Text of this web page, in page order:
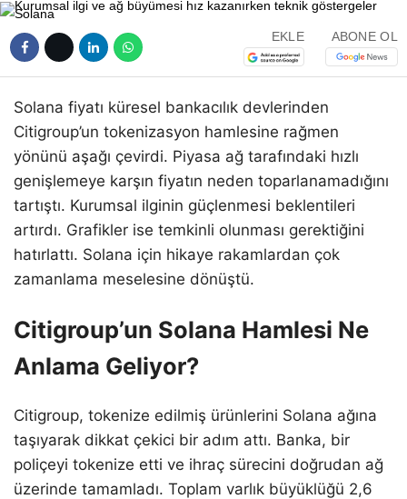
EKLE ABONE OL
Solana fiyatı küresel bankacılık devlerinden
Citigroup’un tokenizasyon hamlesine rağmen
yönünü aşağı çevirdi. Piyasa ağ tarafındaki hızlı
genişlemeye karşın fiyatın neden toparlanamadığını
tartıştı. Kurumsal ilginin güçlenmesi beklentileri
artırdı. Grafikler ise temkinli olunması gerektiğini
hatırlattı. Solana için hikaye rakamlardan çok
zamanlama meselesine dönüştü.
Citigroup’un Solana Hamlesi Ne
Anlama Geliyor?
Citigroup, tokenize edilmiş ürünlerini Solana ağına
taşıyarak dikkat çekici bir adım attı. Banka, bir
poliçeyi tokenize etti ve ihraç sürecini doğrudan ağ
üzerinde tamamladı. Toplam varlık büyüklüğü 2,6